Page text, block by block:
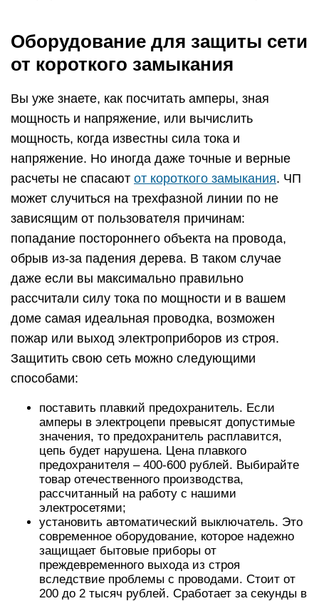
Оборудование для защиты сети
от короткого замыкания
Вы уже знаете, как посчитать амперы, зная
мощность и напряжение, или вычислить
мощность, когда известны сила тока и
напряжение. Но иногда даже точные и верные
расчеты не спасают от короткого замыкания. ЧП
может случиться на трехфазной линии по не
зависящим от пользователя причинам:
попадание постороннего объекта на провода,
обрыв из-за падения дерева. В таком случае
даже если вы максимально правильно
рассчитали силу тока по мощности и в вашем
доме самая идеальная проводка, возможен
пожар или выход электроприборов из строя.
Защитить свою сеть можно следующими
способами:
поставить плавкий предохранитель. Если
амперы в электроцепи превысят допустимые
значения, то предохранитель расплавится,
цепь будет нарушена. Цена плавкого
предохранителя – 400-600 рублей. Выбирайте
товар отечественного производства,
рассчитанный на работу с нашими
электросетями;
установить автоматический выключатель. Это
современное оборудование, которое надежно
защищает бытовые приборы от
преждевременного выхода из строя
вследствие проблемы с проводами. Стоит от
200 до 2 тысяч рублей. Сработает за секунды в